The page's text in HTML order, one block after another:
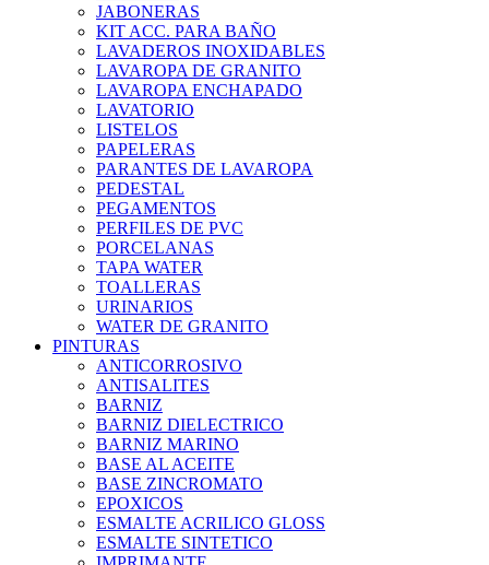
JABONERAS
KIT ACC. PARA BAÑO
LAVADEROS INOXIDABLES
LAVAROPA DE GRANITO
LAVAROPA ENCHAPADO
LAVATORIO
LISTELOS
PAPELERAS
PARANTES DE LAVAROPA
PEDESTAL
PEGAMENTOS
PERFILES DE PVC
PORCELANAS
TAPA WATER
TOALLERAS
URINARIOS
WATER DE GRANITO
PINTURAS
ANTICORROSIVO
ANTISALITES
BARNIZ
BARNIZ DIELECTRICO
BARNIZ MARINO
BASE AL ACEITE
BASE ZINCROMATO
EPOXICOS
ESMALTE ACRILICO GLOSS
ESMALTE SINTETICO